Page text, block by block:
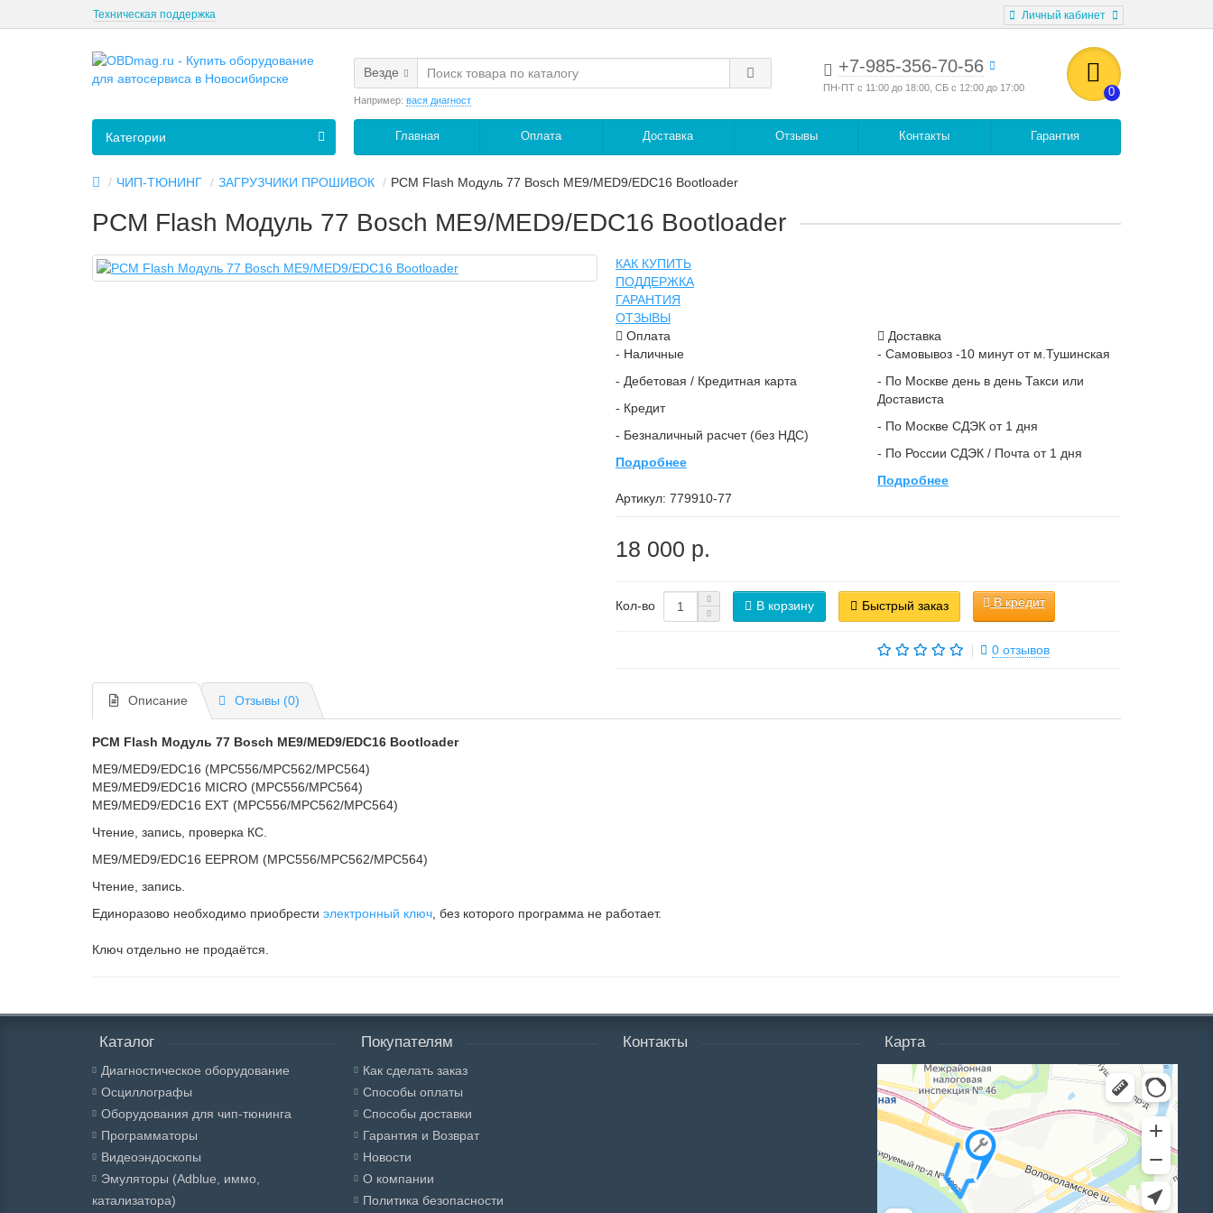
Личный кабинет
Техническая поддержка
+7-985-356-70-56
ПН-ПТ с 11:00 до 18:00, СБ с 12:00 до 17:00 0
Везде
Например: вася диагност
Главная Оплата Доставка Отзывы Контакты Гарантия
Категории
ЧИП-ТЮНИНГ ЗАГРУЗЧИКИ ПРОШИВОК PCM Flash Модуль 77 Bosch ME9/MED9/EDC16 Bootloader
PCM Flash Модуль 77 Bosch ME9/MED9/EDC16 Bootloader
КАК КУПИТЬ
ПОДДЕРЖКА
ГАРАНТИЯ
ОТЗЫВЫ
Оплата
- Наличные
- Дебетовая / Кредитная карта
- Кредит
- Безналичный расчет (без НДС)
Подробнее
Доставка
- Самовывоз -10 минут от м.Тушинская
- По Москве день в день Такси или
Достависта
- По Москве СДЭК от 1 дня
- По России СДЭК / Почта от 1 дня
Подробнее
Артикул: 779910-77
18 000 р.
Кол-во В корзину Быстрый заказ В кредит
0 отзывов
Описание Отзывы (0)
PCM Flash Модуль 77 Bosch ME9/MED9/EDC16 Bootloader
ME9/MED9/EDC16 (MPC556/MPC562/MPC564)
ME9/MED9/EDC16 MICRO (MPC556/MPC564)
ME9/MED9/EDC16 EXT (MPC556/MPC562/MPC564)
Чтение, запись, проверка КС.
ME9/MED9/EDC16 EEPROM (MPC556/MPC562/MPC564)
Чтение, запись.
Единоразово необходимо приобрести электронный ключ , без которого программа не работает.
Ключ отдельно не продаётся.
Каталог
Диагностическое оборудование
Осциллографы
Оборудования для чип-тюнинга
Программаторы
Видеоэндоскопы
Эмуляторы (Adblue, иммо,
катализатора)
Покупателям
Как сделать заказ
Способы оплаты
Способы доставки
Гарантия и Возврат
Новости
О компании
Политика безопасности
Контакты Карта